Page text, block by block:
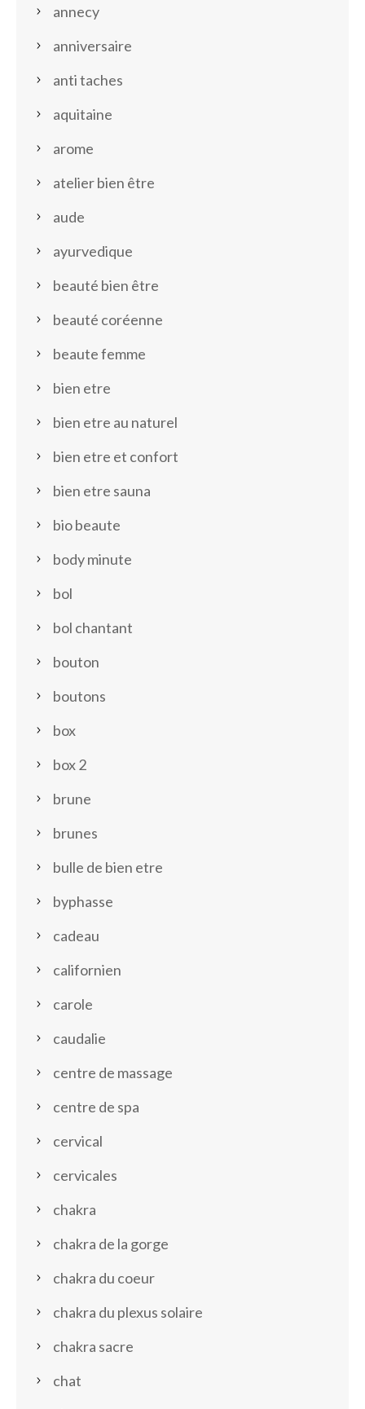
annecy
anniversaire
anti taches
aquitaine
arome
atelier bien être
aude
ayurvedique
beauté bien être
beauté coréenne
beaute femme
bien etre
bien etre au naturel
bien etre et confort
bien etre sauna
bio beaute
body minute
bol
bol chantant
bouton
boutons
box
box 2
brune
brunes
bulle de bien etre
byphasse
cadeau
californien
carole
caudalie
centre de massage
centre de spa
cervical
cervicales
chakra
chakra de la gorge
chakra du coeur
chakra du plexus solaire
chakra sacre
chat